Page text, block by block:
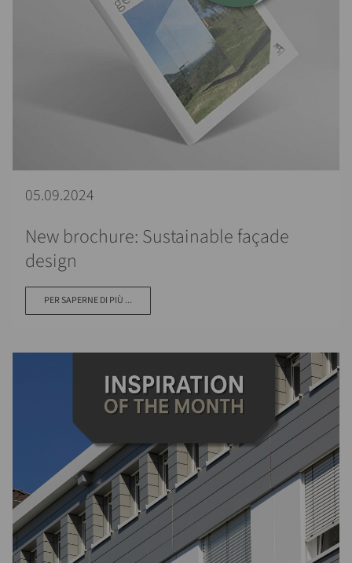
05.09.2024
New brochure: Sustainable façade
design
PER SAPERNE DI PIÙ ...